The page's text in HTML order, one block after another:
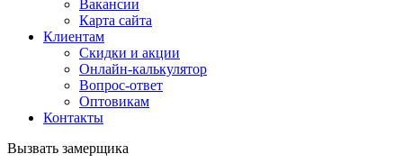
Вакансии
Карта сайта
Клиентам
Скидки и акции
Онлайн-калькулятор
Вопрос-ответ
Оптовикам
Контакты
Вызвать замерщика